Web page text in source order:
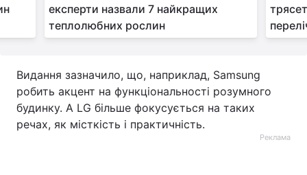
експерти назвали 7 найкращих
теплолюбних рослин
Видання зазначило, що, наприклад, Samsung
робить акцент на функціональності розумного
будинку. А LG більше фокусується на таких
речах, як місткість і практичність.
Реклама